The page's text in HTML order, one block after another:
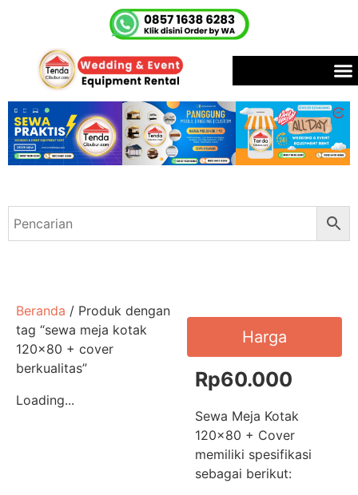
Beranda / Produk dengan
tag “sewa meja kotak
120x80 + cover
berkualitas”
Loading...
Harga
Rp60.000
Sewa Meja Kotak
120×80 + Cover
memiliki spesifikasi
sebagai berikut: